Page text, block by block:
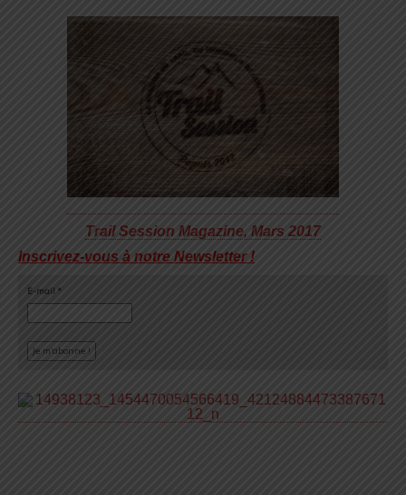
Trail Session Magazine, Mars 2017
Inscrivez-vous à notre Newsletter !
E-mail *